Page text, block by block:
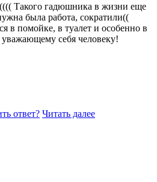
Такого гадюшника в жизни еще
была работа, сократили((
в помойке, в туалет и особенно в
себя человеку!
ответ? Читать далее